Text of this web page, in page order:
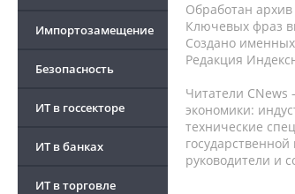
Импортозамещение
Безопасность
ИТ в госсекторе
ИТ в банках
ИТ в торговле
Обработан
Ключевых фраз
Создано
Редакция
Читатели CNews
экономики:
технические
руководители и